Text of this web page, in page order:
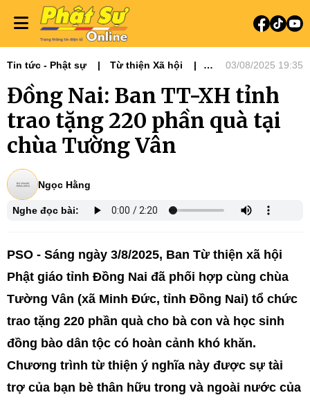
Tin tức - Phật sự
Từ thiện Xã hội
Tin Tức Hoạt Động
Từ Thiện Xã Hội
03/08/2025 19:35
Đồng Nai: Ban TT-XH tỉnh
trao tặng 220 phần quà tại
chùa Tường Vân
Ngọc Hằng
Nghe đọc bài:
PSO - Sáng ngày 3/8/2025, Ban Từ thiện xã hội
Phật giáo tỉnh Đồng Nai đã phối hợp cùng chùa
Tường Vân (xã Minh Đức, tỉnh Đồng Nai) tổ chức
trao tặng 220 phần quà cho bà con và học sinh
đồng bào dân tộc có hoàn cảnh khó khăn.
Chương trình từ thiện ý nghĩa này được sự tài
trợ của bạn bè thân hữu trong và ngoài nước của